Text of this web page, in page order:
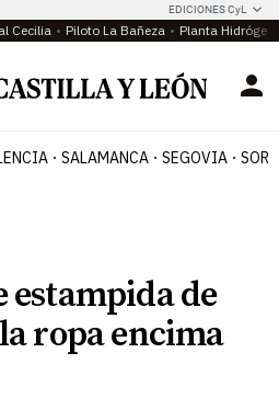
EDICIONES CyL
Cecilia Piloto La Bañeza Planta
SALAMANCA SEGOVIA
estampida de
ropa encima